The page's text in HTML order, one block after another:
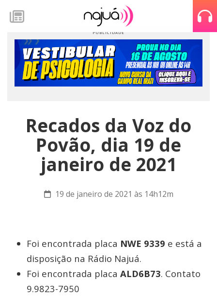
Recados da Voz do
Povão, dia 19 de
janeiro de 2021
19 de janeiro de 2021 às 14h12m
Foi encontrada placa NWE 9339 e está a
disposição na Rádio Najuá.
Foi encontrada placa ALD6B73. Contato
9.9823-7950